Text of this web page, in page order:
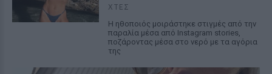
ΧΤΕΣ
Η ηθοποιός μοιράστηκε στιγμές από την
παραλία μέσα από Instagram stories,
ποζάροντας μέσα στο νερό με τα αγόρια
της